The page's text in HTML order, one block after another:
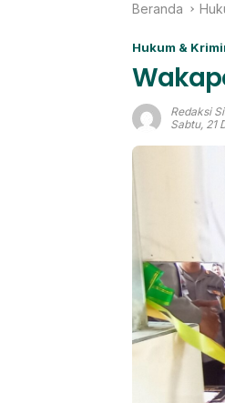
Beranda
Hukum &
Redaksi
Sabtu, 21